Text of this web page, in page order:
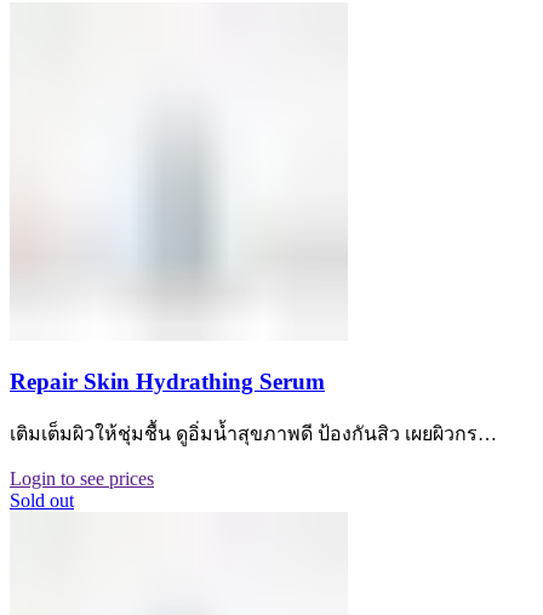
Repair Skin Hydrathing Serum
เติมเต็มผิวให้ชุ่มชื้น ดูอิ่มน้ำสุขภาพดี ป้องกันสิว เผยผิวกร…
Login to see prices
Sold out